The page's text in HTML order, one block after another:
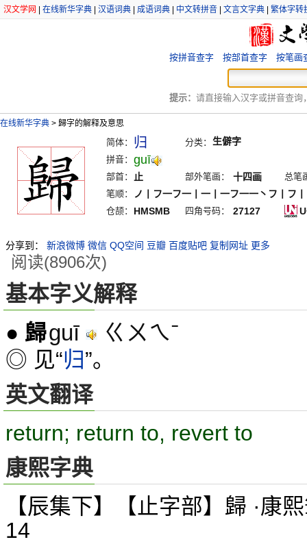
汉文学网 在线新华字典 汉语词典 成语词典 中文转拼音 文言文字典 繁体字转
按拼音查字 按部首查字 按笔画
提示： 请直接输入汉字或拼音查询
在线新华字典 > 歸字的解释及意思
简体： 归 分类： 生僻字
拼音： guī
部首： 止 部外笔画： 十四画
总笔
笔顺：
ノ丨フ一フ一丨一丨一フ一一丶フ丨フ丨
仓颉： HMSMB 四角号码： 27127
分享到： 新浪微博 微信 QQ空间 豆瓣 百度贴吧 复制网址 更多
阅读(8906次)
基本字义解释
● 歸guī ㄍㄨㄟˉ
◎ 见“归”。
英文翻译
return; return to, revert to
康熙字典
【辰集下】【止字部】歸 ·康
14